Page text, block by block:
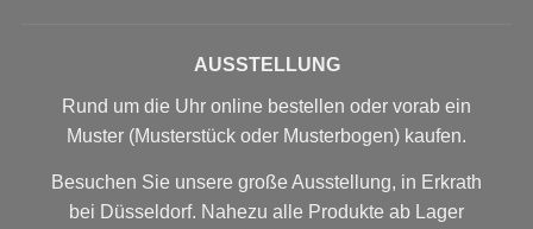
AUSSTELLUNG
Rund um die Uhr online bestellen oder vorab ein
Muster (Musterstück oder Musterbogen) kaufen.
Besuchen Sie unsere große Ausstellung, in Erkrath
bei Düsseldorf. Nahezu alle Produkte ab Lager